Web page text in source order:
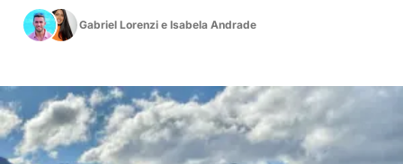
Gabriel Lorenzi e Isabela Andrade